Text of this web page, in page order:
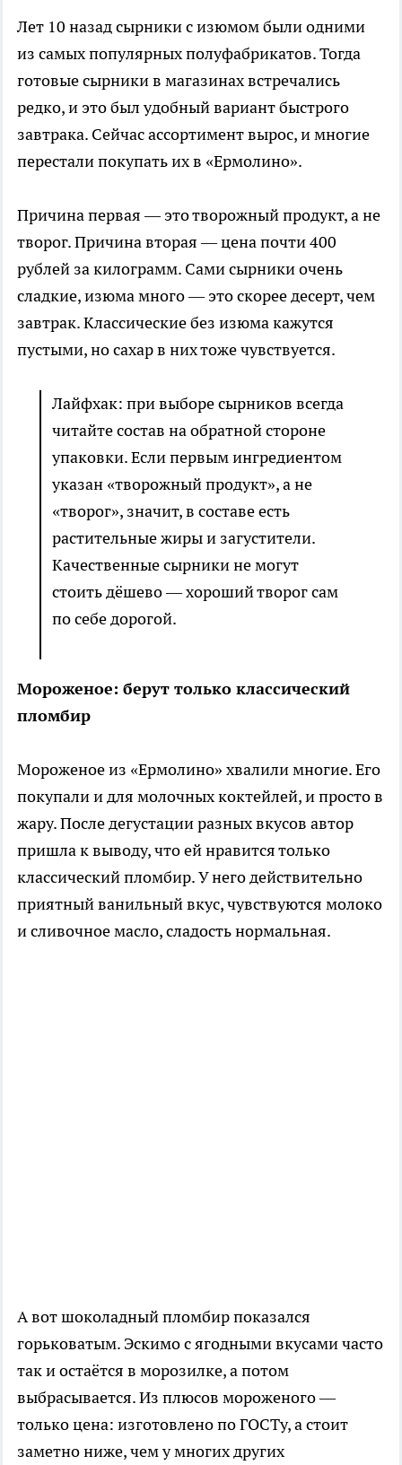
Лет 10 назад сырники с изюмом были одними
из самых популярных полуфабрикатов. Тогда
готовые сырники в магазинах встречались
редко, и это был удобный вариант быстрого
завтрака. Сейчас ассортимент вырос, и многие
перестали покупать их в «Ермолино».
Причина первая — это творожный продукт, а не
творог. Причина вторая — цена почти 400
рублей за килограмм. Сами сырники очень
сладкие, изюма много — это скорее десерт, чем
завтрак. Классические без изюма кажутся
пустыми, но сахар в них тоже чувствуется.
Лайфхак: при выборе сырников всегда
читайте состав на обратной стороне
упаковки. Если первым ингредиентом
указан «творожный продукт», а не
«творог», значит, в составе есть
растительные жиры и загустители.
Качественные сырники не могут
стоить дёшево — хороший творог сам
по себе дорогой.
Мороженое: берут только классический
пломбир
Мороженое из «Ермолино» хвалили многие. Его
покупали и для молочных коктейлей, и просто в
жару. После дегустации разных вкусов автор
пришла к выводу, что ей нравится только
классический пломбир. У него действительно
приятный ванильный вкус, чувствуются молоко
и сливочное масло, сладость нормальная.
А вот шоколадный пломбир показался
горьковатым. Эскимо с ягодными вкусами часто
так и остаётся в морозилке, а потом
выбрасывается. Из плюсов мороженого —
только цена: изготовлено по ГОСТу, а стоит
заметно ниже, чем у многих других